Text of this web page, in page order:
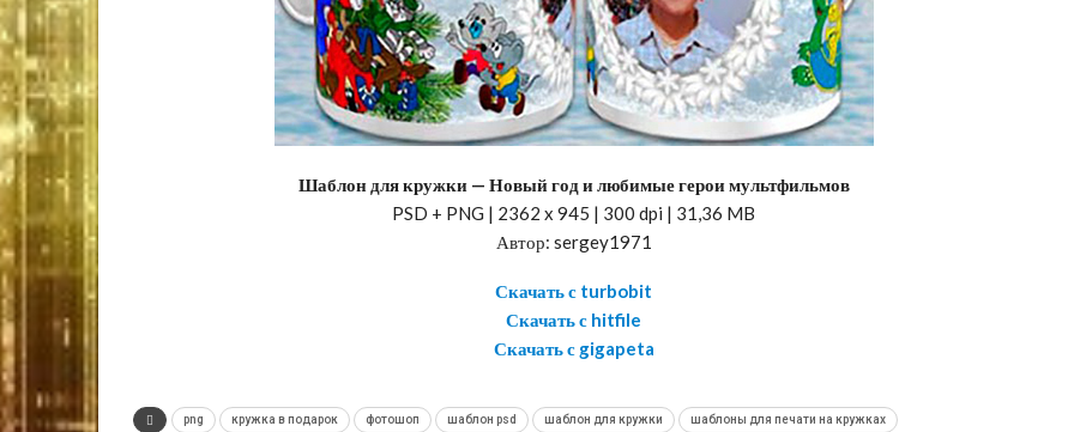
Шаблон для кружки — Новый год и любимые герои мультфильмов
PSD + PNG | 2362 x 945 | 300 dpi | 31,36 MB
Автор: sergey1971
Скачать с turbobit
Скачать с hitfile
Скачать с gigapeta
png кружка в подарок фотошоп шаблон psd шаблон для кружки шаблоны для печати на кружках